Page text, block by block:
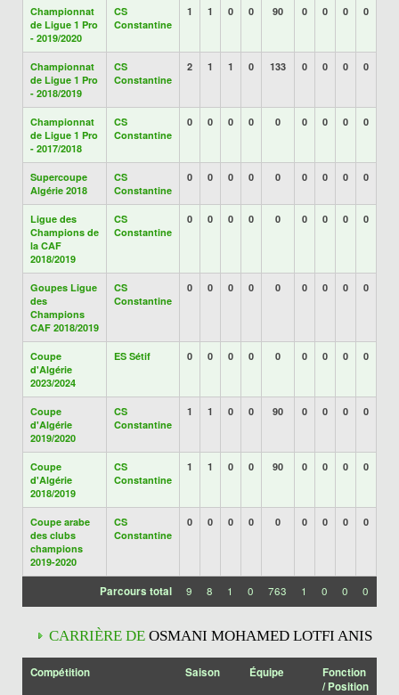
Championnat
de Ligue 1 Pro
- 2019/2020
CS
Constantine
1 1 0 0 90 0 0 0 0
Championnat
de Ligue 1 Pro
- 2018/2019
CS
Constantine
2 1 1 0 133 0 0 0 0
Championnat
de Ligue 1 Pro
- 2017/2018
CS
Constantine
0 0 0 0 0 0 0 0 0
Supercoupe
Algérie 2018
CS
Constantine
0 0 0 0 0 0 0 0 0
Ligue des
Champions de
la CAF
2018/2019
CS
Constantine
0 0 0 0 0 0 0 0 0
Goupes Ligue
des
Champions
CAF 2018/2019
CS
Constantine
0 0 0 0 0 0 0 0 0
Coupe
d'Algérie
2023/2024
ES Sétif 0 0 0 0 0 0 0 0 0
Coupe
d'Algérie
2019/2020
CS
Constantine
1 1 0 0 90 0 0 0 0
Coupe
d'Algérie
2018/2019
CS
Constantine
1 1 0 0 90 0 0 0 0
Coupe arabe
des clubs
champions
2019-2020
CS
Constantine
0 0 0 0 0 0 0 0 0
Parcours total 9 8 1 0 763 1 0 0 0
CARRIÈRE DE OSMANI MOHAMED LOTFI ANIS
Compétition Saison Équipe
Fonction
/ Position